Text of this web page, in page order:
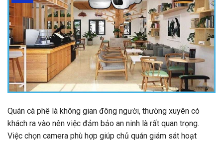
Quán cà phê là không gian đông người, thường xuyên có
khách ra vào nên việc đảm bảo an ninh là rất quan trọng.
Việc chọn camera phù hợp giúp chủ quán giám sát hoạt